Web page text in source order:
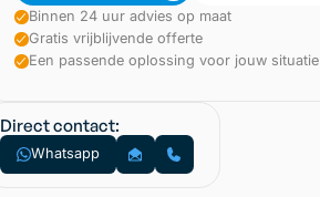
Binnen 24 uur advies op maat
Gratis vrijblijvende offerte
Een passende oplossing voor jouw situatie
Direct contact:
Whatsapp